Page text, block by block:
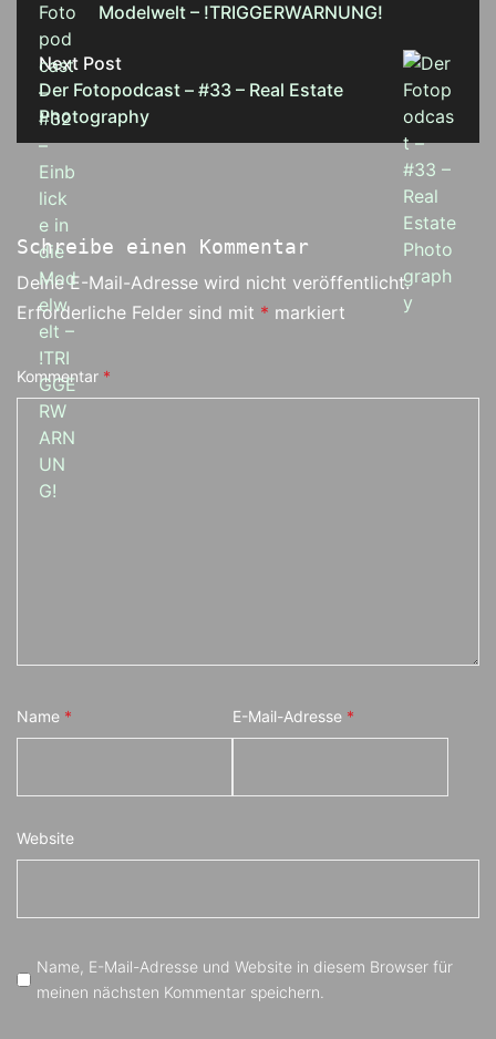
Modelwelt – !TRIGGERWARNUNG!
Next Post
Der Fotopodcast – #33 – Real Estate
Photography
Schreibe einen Kommentar
Deine E-Mail-Adresse wird nicht veröffentlicht.
Erforderliche Felder sind mit * markiert
Kommentar *
Name * E-Mail-Adresse *
Website
Name, E-Mail-Adresse und Website in diesem Browser für
meinen nächsten Kommentar speichern.